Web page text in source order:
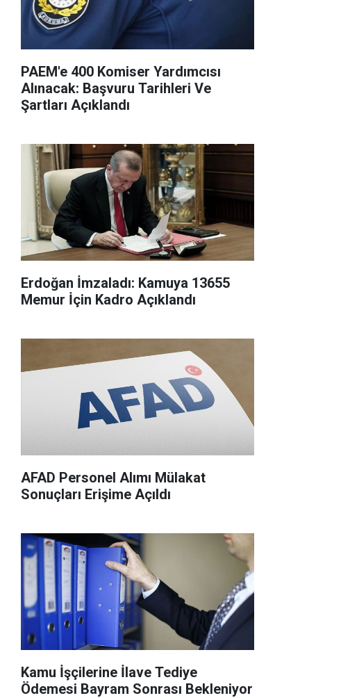
PAEM'e 400 Komiser Yardımcısı
Alınacak: Başvuru Tarihleri Ve
Şartları Açıklandı
Erdoğan İmzaladı: Kamuya 13655
Memur İçin Kadro Açıklandı
AFAD Personel Alımı Mülakat
Sonuçları Erişime Açıldı
Kamu İşçilerine İlave Tediye
Ödemesi Bayram Sonrası Bekleniyor